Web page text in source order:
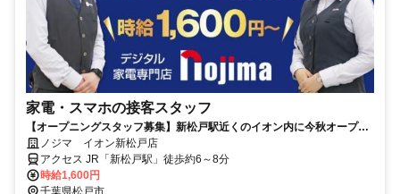
家電・スマホの接客スタッフ
【オープニングスタッフ募集】新松戸駅近くのイオン内に今秋オープ
ン！ノジマ イオン新松戸店
アクセス JR「新松戸駅」徒歩約6～8分
時給1,600円
千葉県松戸市